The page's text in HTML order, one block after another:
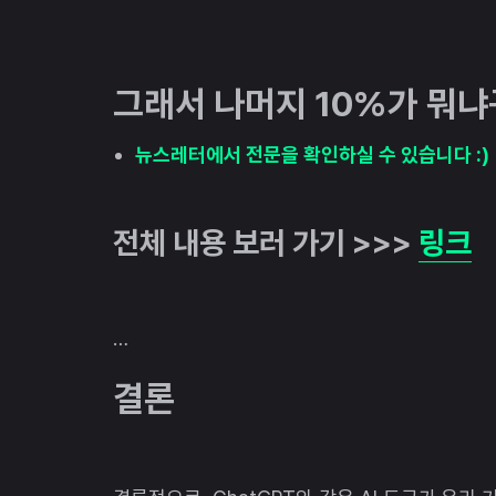
그래서 나머지 10%가 뭐
뉴스레터에서 전문을 확인하실 수 있습니다 :)
전체 내용 보러 가기 >>> 링크
…
결론